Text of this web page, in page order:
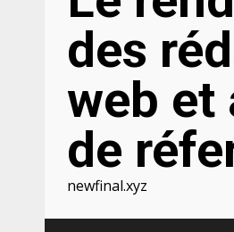
des
web et
de
newfinal.xyz